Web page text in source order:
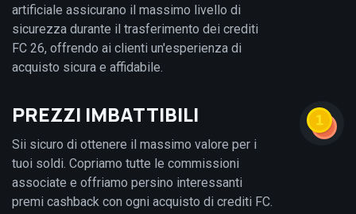
artificiale assicurano il massimo livello di
sicurezza durante il trasferimento dei crediti
FC 26, offrendo ai clienti un'esperienza di
acquisto sicura e affidabile.
PREZZI IMBATTIBILI
Sii sicuro di ottenere il massimo valore per i
tuoi soldi. Copriamo tutte le commissioni
associate e offriamo persino interessanti
premi cashback con ogni acquisto di crediti FC.